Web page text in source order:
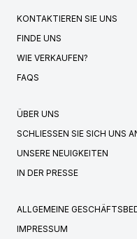
KONTAKTIEREN SIE UNS
FINDE UNS
WIE VERKAUFEN?
FAQS
ÜBER UNS
SCHLIESSEN SIE SICH UNS
UNSERE NEUIGKEITEN
IN DER PRESSE
ALLGEMEINE
IMPRESSUM